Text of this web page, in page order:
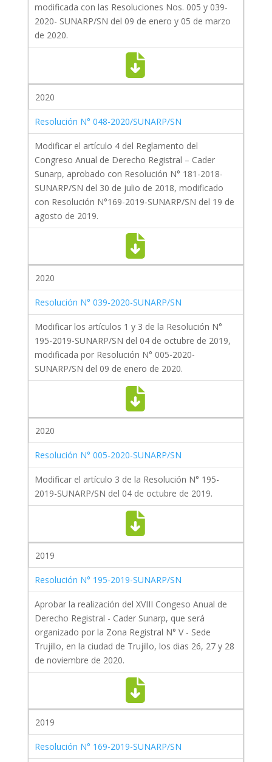
modificada con las Resoluciones Nos. 005 y 039-
2020- SUNARP/SN del 09 de enero y 05 de marzo
de 2020.
2020
Resolución N° 048-2020/SUNARP/SN
Modificar el artículo 4 del Reglamento del
Congreso Anual de Derecho Registral – Cader
Sunarp, aprobado con Resolución N° 181-2018-
SUNARP/SN del 30 de julio de 2018, modificado
con Resolución N°169-2019-SUNARP/SN del 19 de
agosto de 2019.
2020
Resolución N° 039-2020-SUNARP/SN
Modificar los artículos 1 y 3 de la Resolución N°
195-2019-SUNARP/SN del 04 de octubre de 2019,
modificada por Resolución N° 005-2020-
SUNARP/SN del 09 de enero de 2020.
2020
Resolución N° 005-2020-SUNARP/SN
Modificar el artículo 3 de la Resolución N° 195-
2019-SUNARP/SN del 04 de octubre de 2019.
2019
Resolución N° 195-2019-SUNARP/SN
Aprobar la realización del XVIII Congeso Anual de
Derecho Registral - Cader Sunarp, que será
organizado por la Zona Registral N° V - Sede
Trujillo, en la ciudad de Trujillo, los dias 26, 27 y 28
de noviembre de 2020.
2019
Resolución N° 169-2019-SUNARP/SN